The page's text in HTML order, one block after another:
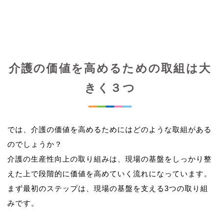
介護の価値を高めるための取組は大
きく３つ
では、介護の価値を高めるためにはどのような取組がある
のでしょうか？
介護の生産性向上の取り組みは、現場の基盤をしっかり整
えた上で段階的に価値を高めていく流れになっています。
まず最初のステップは、現場の基盤を支える3つの取り組